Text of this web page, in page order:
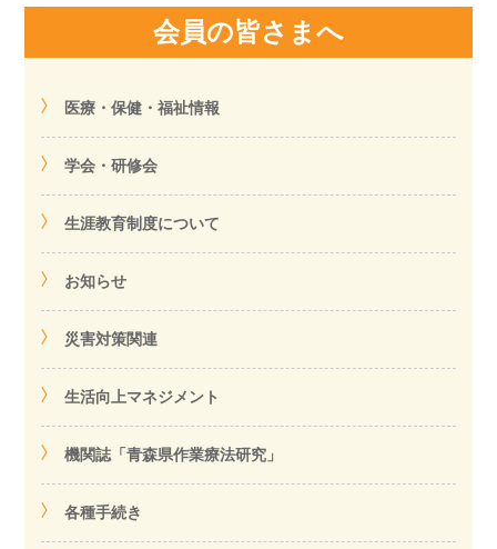
会員の皆さまへ
医療・保健・福祉情報
学会・研修会
生涯教育制度について
お知らせ
災害対策関連
生活向上マネジメント
機関誌「青森県作業療法研究」
各種手続き